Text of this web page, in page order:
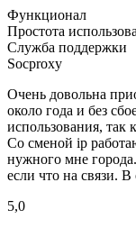
Функционал
Простота
Служба поддержки
Socproxy
Очень довольна
около года и без
использования, так
Со сменой ip
нужного мне
если что на связи.
5,0